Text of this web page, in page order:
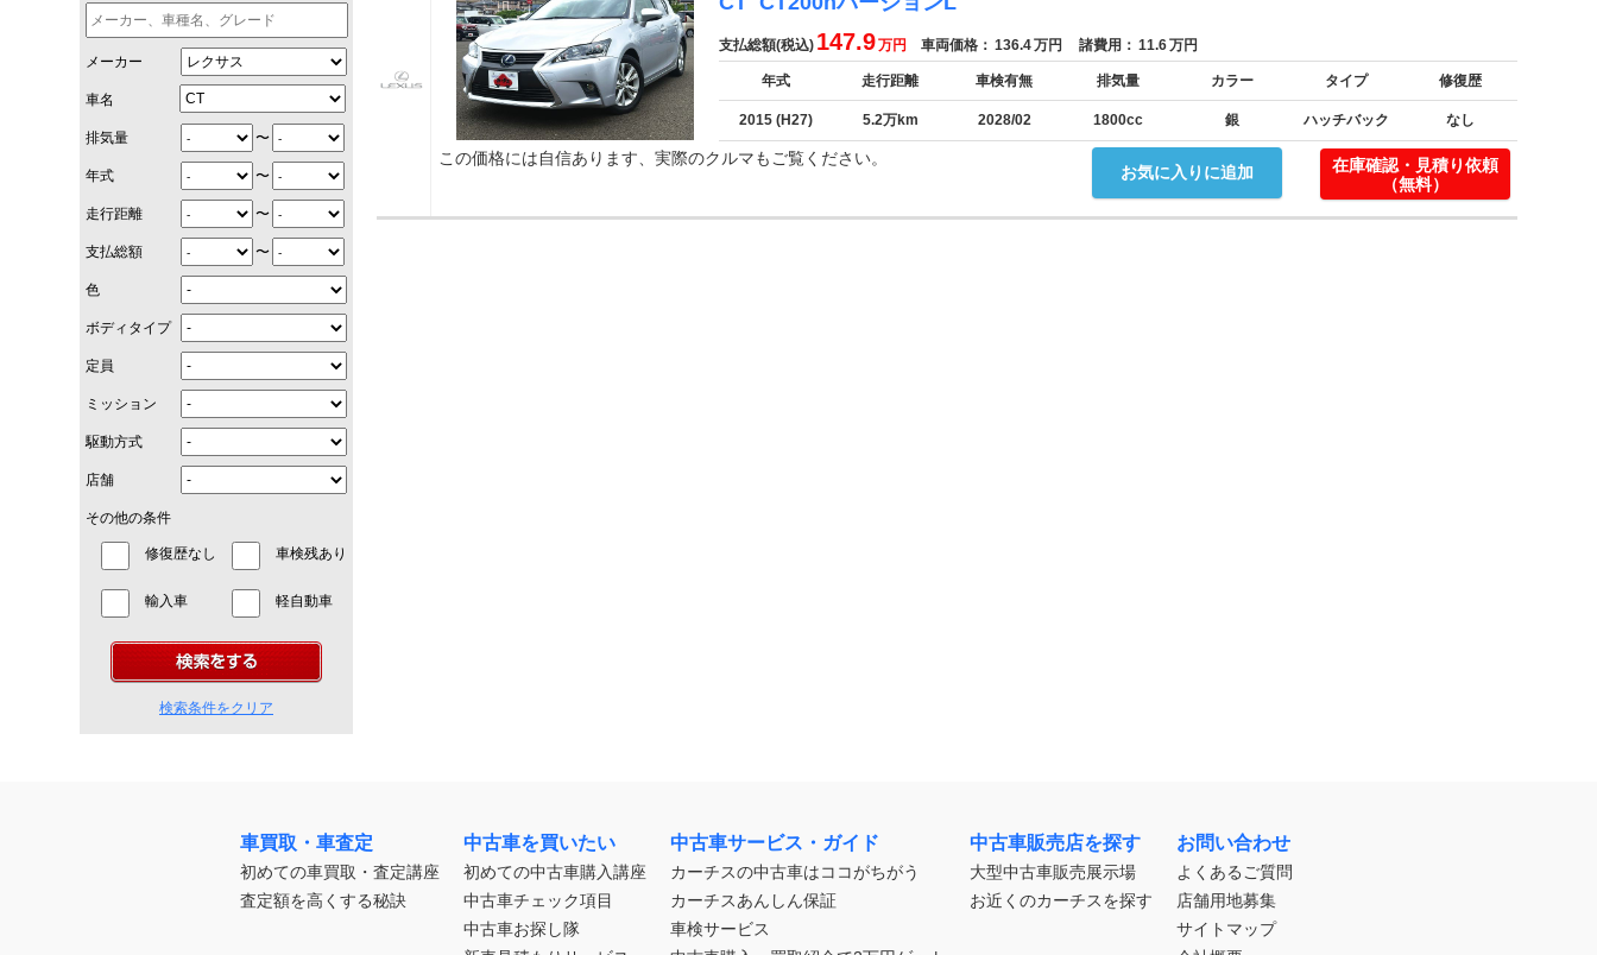
メーカー
車名
排気量 〜
年式 〜
走行距離 〜
支払総額 〜
色
ボディタイプ
定員
ミッション
駆動方式
店舗
その他の条件
修復歴なし 車検残あり
輸入車 軽自動車
検索条件をクリア
支払総額(税込) 147.9万円 車両価格： 136.4万円 諸費用： 11.6万円
年式 走行距離 車検有無 排気量 カラー タイプ 修復歴
2015 (H27) 5.2万km 2028/02 1800cc 銀 ハッチバック なし
お気に入りに追加
この価格には自信あります、実際のクルマもご覧ください。
在庫確認・見積り依頼
（無料）
車買取・車査定
初めての車買取・査定講座
査定額を高くする秘訣
中古車を買いたい
初めての中古車購入講座
中古車チェック項目
中古車お探し隊
中古車サービス・ガイド
カーチスの中古車はココがちがう
カーチスあんしん保証
車検サービス
中古車販売店を探す
大型中古車販売展示場
お近くのカーチスを探す
お問い合わせ
よくあるご質問
店舗用地募集
サイトマップ